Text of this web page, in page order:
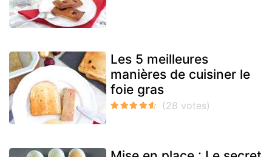
Les 5 meilleures
manières de cuisiner le
foie gras